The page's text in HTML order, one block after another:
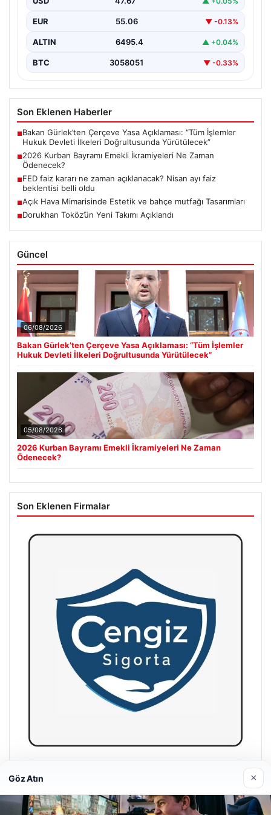
ikramiyesi…
EUR 55.06 ▼ -0.13%
ALTIN 6495.4 ▲ +0.04%
BTC 3058051 ▼ -0.33%
Son Eklenen Haberler
■Bakan Gürlek’ten Çerçeve Yasa Açıklaması: “Tüm İşlemler
Hukuk Devleti İlkeleri Doğrultusunda Yürütülecek”
■2026 Kurban Bayramı Emekli İkramiyeleri Ne Zaman
Ödenecek?
■FED faiz kararı ne zaman açıklanacak? Nisan ayı faiz
beklentisi belli oldu
■Açık Hava Mimarisinde Estetik ve bahçe mutfağı Tasarımları
■Dorukhan Toköz’ün Yeni Takımı Açıklandı
Güncel
06/08/2026
Bakan Gürlek’ten Çerçeve Yasa Açıklaması: “Tüm İşlemler
Hukuk Devleti İlkeleri Doğrultusunda Yürütülecek”
05/08/2026
2026 Kurban Bayramı Emekli İkramiyeleri Ne Zaman
Ödenecek?
Son Eklenen Firmalar
Hastaş Beton
Göz Atın ×